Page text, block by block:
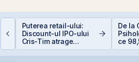
Puterea retail-ului:
Discount-ul IPO-ului
Cris-Tim atrage
subscrieri de peste 2
De la
ce
evită